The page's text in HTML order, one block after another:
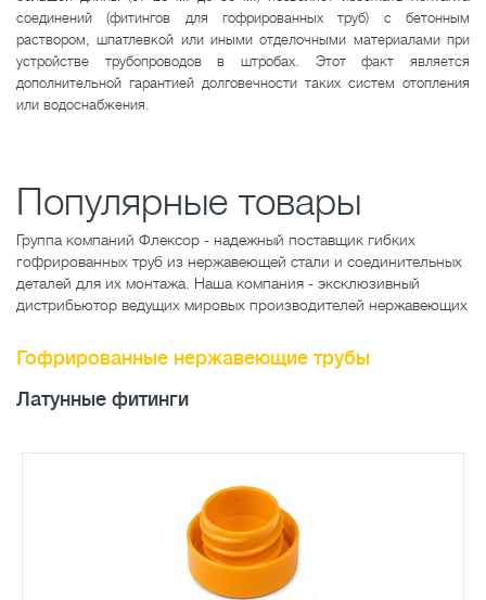
соединений (фитингов для гофрированных труб) с бетонным
раствором, шпатлевкой или иными отделочными материалами при
устройстве трубопроводов в штробах. Этот факт является
дополнительной гарантией долговечности таких систем отопления
или водоснабжения.
Популярные товары
Группа компаний Флексор - надежный поставщик гибких
гофрированных труб из нержавеющей стали и соединительных
деталей для их монтажа. Наша компания - эксклюзивный
дистрибьютор ведущих мировых производителей нержавеющих
Гофрированные нержавеющие трубы
Латунные фитинги